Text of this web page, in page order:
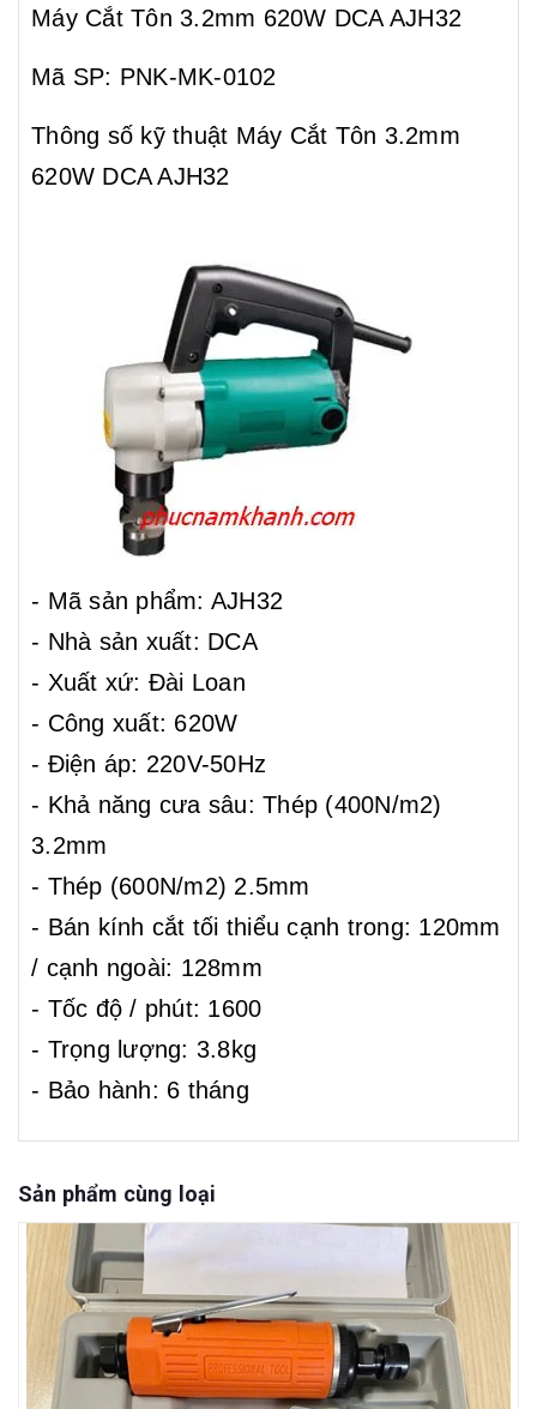
- Mã sản phẩm: AJH32
- Nhà sản xuất: DCA
Máy Cắt Tôn 3.2mm 620W DCA AJH32
Mã SP: PNK-MK-0102
Thông số kỹ thuật Máy Cắt Tôn 3.2mm
620W DCA AJH32
- Mã sản phẩm: AJH32
- Nhà sản xuất: DCA
- Xuất xứ: Đài Loan
- Công xuất: 620W
- Điện áp: 220V-50Hz
- Khả năng cưa sâu: Thép (400N/m2)
3.2mm
- Thép (600N/m2) 2.5mm
- Bán kính cắt tối thiểu cạnh trong: 120mm
/ cạnh ngoài: 128mm
- Tốc độ / phút: 1600
- Trọng lượng: 3.8kg
- Bảo hành: 6 tháng
Sản phẩm cùng loại